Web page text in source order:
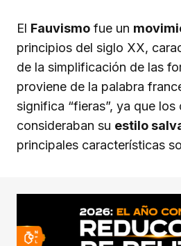
El Fauvismo fue un
principios del siglo XX,
de la simplificación de las
proviene de la palabra
significa “fieras”, ya que
consideraban su estilo
principales características